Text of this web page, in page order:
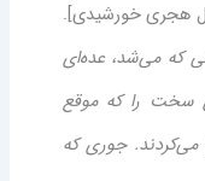
هجری خورشیدی].
که می‌شد، عده‌ای
سخت را که موقع
می‌کردند. جوری که